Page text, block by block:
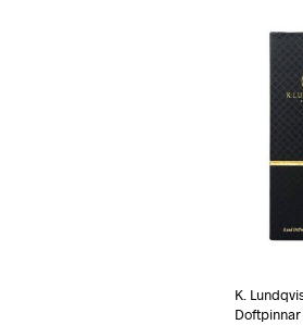
K.
Doftpinnar